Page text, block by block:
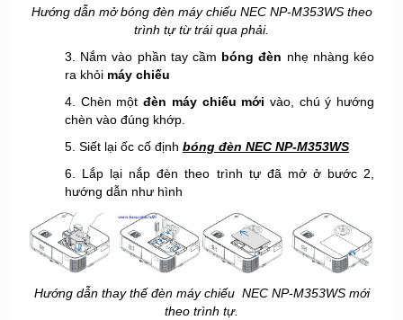
Hướng dẫn mở bóng đèn máy chiếu NEC NP-M353WS theo
trình tự từ trái qua phải.
3. Nắm vào phần tay cầm bóng đèn nhẹ nhàng kéo
ra khỏi máy chiếu
4. Chèn mộtđèn máy chiếu mới vào, chú ý hướng
chèn vào đúng khớp.
5. Siết lại ốc cố định bóng đèn NEC NP-M353WS
6. Lắp lại nắp đèn theo trình tự đã mở ở bước 2,
hướng dẫn như hình
Hướng dẫn thay thế đèn máy chiếu NEC NP-M353WS mới
theo trình tự.